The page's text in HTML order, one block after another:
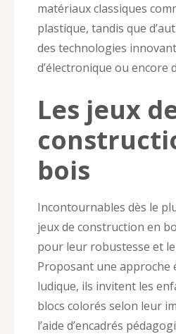
matériaux classiques
plastique, tandis que
des technologies
d’électronique ou encore
Les jeux
bois
Incontournables dès le
jeux de construction en
pour leur robustesse et
Proposant une approche
ludique, ils invitent les
blocs colorés selon leur
l’aide d’encadrés